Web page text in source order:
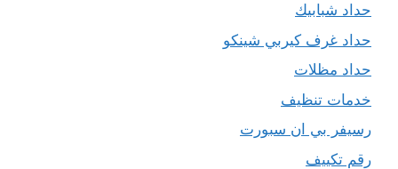
حداد شبابيك
حداد غرف كيربي شينكو
حداد مظلات
خدمات تنظيف
رسيفر بي ان سبورت
رقم تكييف